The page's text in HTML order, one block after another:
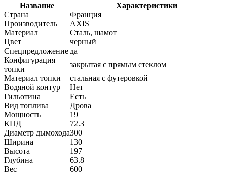
Название
Характеристики
Страна
Франция
Производитель
AXIS
Материал
Сталь, шамот
Цвет
черный
Спецпредложение да
Конфигурация
топки
закрытая с прямым стеклом
Материал топки
стальная с футеровкой
Водяной контур
Нет
Гильотина
Есть
Вид топлива
Дрова
Мощность
19
КПД
72.3
Диаметр дымохода300
Ширина
130
Высота
197
Глубина
63.8
Вес
600